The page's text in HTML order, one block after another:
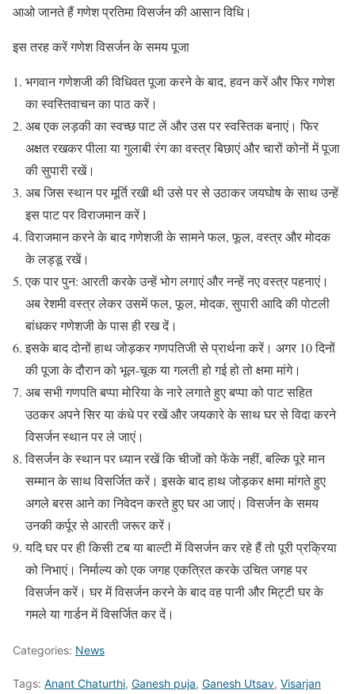
आओ जानते हैं गणेश प्रतिमा विसर्जन की आसान विधि।
इस तरह करें गणेश विसर्जन के समय पूजा
भगवान गणेशजी की विधिवत पूजा करने के बाद, हवन करें और फिर गणेश
का स्वस्तिवाचन का पाठ करें।
अब एक लड़की का स्वच्छ पाट लें और उस पर स्वस्तिक बनाएं। फिर
अक्षत रखकर पीला या गुलाबी रंग का वस्त्र बिछाएं और चारों कोनों में पूजा
की सुपारी रखें।
अब जिस स्थान पर मूर्ति रखी थी उसे पर से उठाकर जयघोष के साथ उन्हें
इस पाट पर विराजमान करें l
विराजमान करने के बाद गणेशजी के सामने फल, फूल, वस्त्र और मोदक
के लड्डू रखें।
एक पार पुन: आरती करके उन्हें भोग लगाएं और नन्हें नए वस्त्र पहनाएं।
अब रेशमी वस्त्र लेकर उसमें फल, फूल, मोदक, सुपारी आदि की पोटली
बांधकर गणेशजी के पास ही रख दें।
इसके बाद दोनों हाथ जोड़कर गणपतिजी से प्रार्थना करें। अगर 10 दिनों
की पूजा के दौरान को भूल-चूक या गलती हो गई हो तो क्षमा मांगे।
अब सभी गणपति बप्पा मोरिया के नारे लगाते हुए बप्पा को पाट सहित
उठकर अपने सिर या कंधे पर रखें और जयकारे के साथ घर से विदा करने
विसर्जन स्थान पर ले जाएं।
विसर्जन के स्थान पर ध्यान रखें कि चीजों को फेंके नहीं, बल्कि पूरे मान
सम्मान के साथ विसर्जित करें। इसके बाद हाथ जोड़कर क्षमा मांगते हुए
अगले बरस आने का निवेदन करते हुए घर आ जाएं। विसर्जन के समय
उनकी कर्पूर से आरती जरूर करें।
यदि घर पर ही किसी टब या बाल्टी में विसर्जन कर रहे हैं तो पूरी प्रक्रिया
को निभाएं। निर्माल्य को एक जगह एकत्रित करके उचित जगह पर
विसर्जन करें। घर में विसर्जन करने के बाद वह पानी और मिट्टी घर के
गमले या गार्डन में विसर्जित कर दें।
Categories: News
Tags: Anant Chaturthi, Ganesh puja, Ganesh Utsav, Visarjan